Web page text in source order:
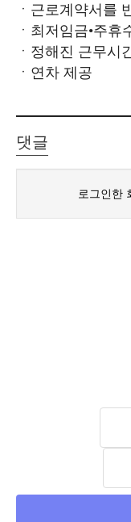
ㆍ근로계약서를
ㆍ최저임금•주휴
ㆍ정해진 근무시
ㆍ연차 제공